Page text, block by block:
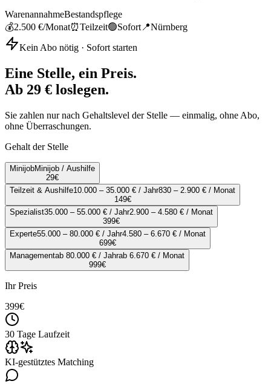
WarenannahmeBestandspflege
💰2.500 €/Monat⏰Teilzeit🟢Sofort 📍Nürnberg
Kein Abo nötig · Sofort starten
Eine Stelle, ein Preis.
Ab 29 € loslegen.
Sie zahlen nur nach Gehaltslevel der Stelle — einmalig, ohne Abo,
ohne Überraschungen.
Gehalt der Stelle
MinijobMinijob / Aushilfe
29€
Teilzeit & Aushilfe10.000 – 35.000 € / Jahr830 – 2.900 € / Monat
149€
Spezialist35.000 – 55.000 € / Jahr2.900 – 4.580 € / Monat
399€
Experte55.000 – 80.000 € / Jahr4.580 – 6.670 € / Monat
699€
Managementab 80.000 € / Jahrab 6.670 € / Monat
999€
Ihr Preis
399€
30 Tage Laufzeit
KI-gestütztes Matching